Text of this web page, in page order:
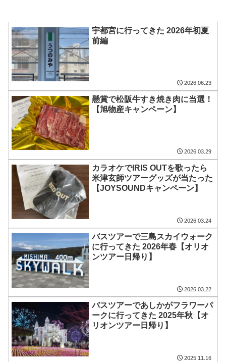
宇都宮に行ってきた 2026年初夏
前編
2026.06.23
懸賞で松阪牛すき焼き肉に当選！
【旭物産キャンペーン】
2026.03.29
カラオケでIRIS OUTを歌ったら
米津玄師ツアーグッズが当たった
【JOYSOUNDキャンペーン】
2026.03.24
バスツアーで三島スカイウォーク
に行ってきた 2026年春【オリオ
ンツアー日帰り】
2026.03.22
バスツアーであしかがフラワーパ
ークに行ってきた 2025年秋【オ
リオンツアー日帰り】
2025.11.16